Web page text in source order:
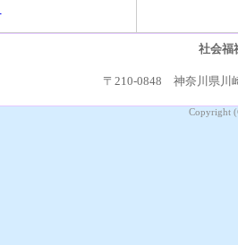
社会福
〒210-0848 神奈川県川
Copyright